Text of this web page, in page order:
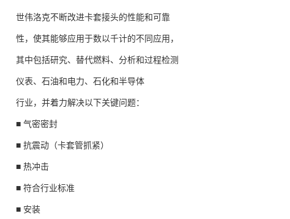
世伟洛克不断改进卡套接头的性能和可靠
性，使其能够应用于数以千计的不同应用，
其中包括研究、替代燃料、分析和过程检测
仪表、石油和电力、石化和半导体
行业，并着力解决以下关键问题：
■ 气密密封
■ 抗震动（卡套管抓紧）
■ 热冲击
■ 符合行业标准
■ 安装